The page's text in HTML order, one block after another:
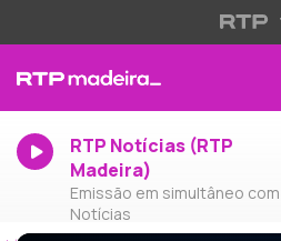
RTP Notícias (RTP
Madeira)
Emissão em simultâneo com
Notícias